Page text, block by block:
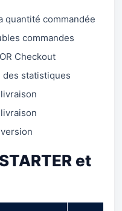
quantité commandée
commandes
Checkout
statistiques
et